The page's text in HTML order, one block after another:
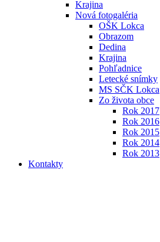
Krajina
Nová fotogaléria
OŠK Lokca
Obrazom
Dedina
Krajina
Pohľadnice
Letecké snímky
MS SČK Lokca
Zo života obce
Rok 2017
Rok 2016
Rok 2015
Rok 2014
Rok 2013
Kontakty